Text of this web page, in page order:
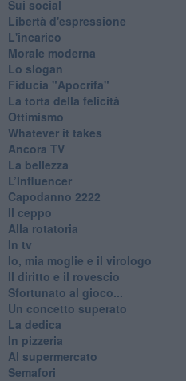
Sui social
Libertà d'espressione
L'incarico
Morale moderna
Lo slogan
Fiducia "Apocrifa"
La torta della felicità
Ottimismo
Whatever it takes
Ancora TV
La bellezza
L’Influencer
​Capodanno 2222
Il ceppo
Alla rotatoria
In tv
Io, mia moglie e il virologo
Il diritto e il rovescio
Sfortunato al gioco...
Un concetto superato
La dedica
In pizzeria
Al supermercato
Semafori